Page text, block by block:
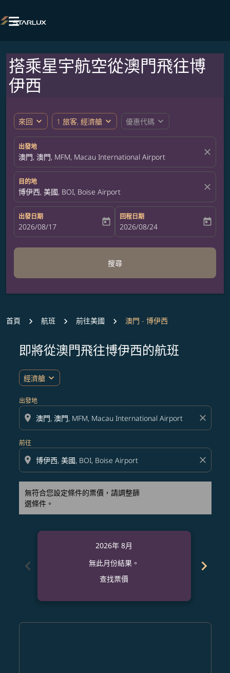

搭乘星宇航空從澳門飛往博
伊西
來回 expand_more 1 旅客, 經濟艙 expand_more 優惠代碼 expand_more
出發地
澳門, 澳門, MFM, Macau International Airport close
目的地
博伊西, 美國, BOI, Boise Airport close
出發日期
fc-booking-departure-date-aria-label
2026/08/17 today
回程日期
fc-booking-return-date-aria-label
2026/08/24 today
搜尋
首頁 航班 前往美國 澳門 - 博伊西
即將從澳門飛往博伊西的航班
經濟艙 expand_more
出發地
location_on close
前往
location_on close
無符合您設定條件的票價，請調整篩
選條件。
無符合您設定條件的票價，請調整篩選條件。
chevron_left
2026年 8月
無此月份結果。
查找票價
chevron_right